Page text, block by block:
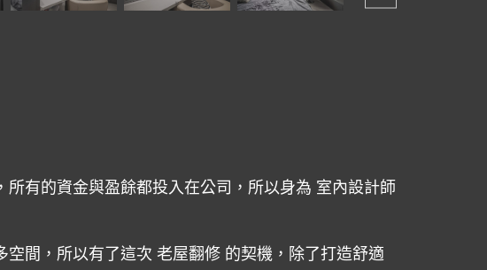
有的資金與盈餘都投入在公司，所以身為 室內設計師
間，所以有了這次 老屋翻修 的契機，除了打造舒適